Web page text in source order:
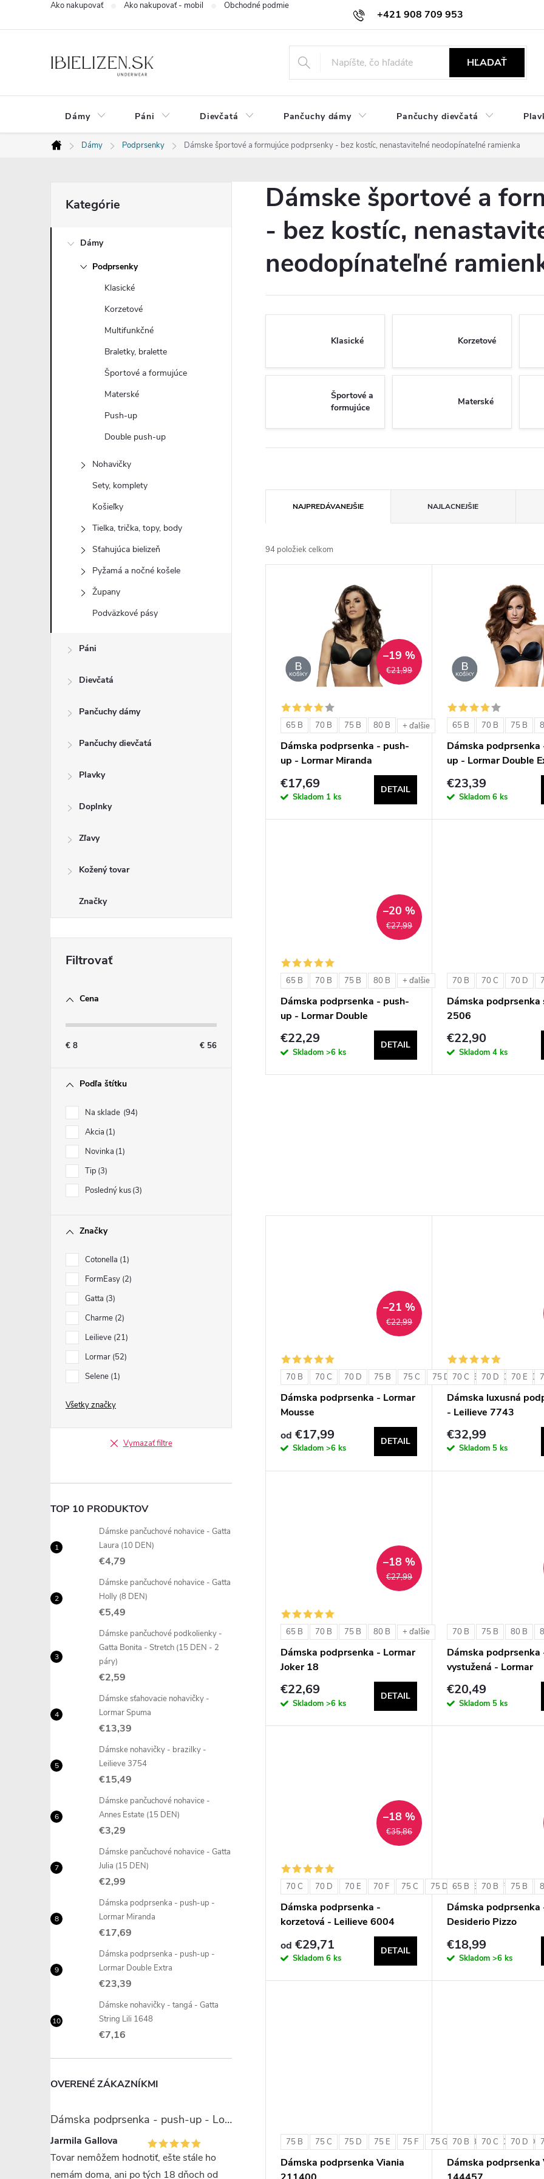
+421 908 709 953
objednavky@ibielizen.sk
Ako nakupovať Ako nakupovať - mobil Obchodné podmienky
HĽADAŤ
Dámy Páni Dievčatá Pančuchy dámy Pančuchy dievčatá
Domov
Dámy Podprsenky Dámske športové a formujúce podprsenky - bez kostíc, nenastaviteľné neodopínateľné ramienka
o
kategórie
Kategórie
Dámy
Podprsenky
Klasické
Korzetové
Multifunkčné
Braletky, bralette
Športové a formujúce
Materské
Push-up
Double push-up
Nohavičky
Sety, komplety
Košieľky
Tielka, trička, topy, body
Sťahujúca bielizeň
Pyžamá a nočné košele
Župany
Podväzkové pásy
Páni
Dievčatá
Pančuchy dámy
Pančuchy dievčatá
Plavky
Doplnky
Zľavy
Kožený tovar
Značky
Cena
€ 8 € 56
Podľa štítku
Na sklade 94
Akcia 1
Novinka 1
Tip 3
Posledný kus 3
Značky
Cotonella 1
FormEasy 2
Gatta 3
Charme 2
Leilieve 21
Lormar 52
Selene 1
Všetky značky
Vymazať filtre
TOP 10 PRODUKTOV
Dámske pančuchové nohavice - Gatta
Laura (10 DEN)
€4,79
Dámske pančuchové nohavice - Gatta
Holly (8 DEN)
€5,49
Dámske pančuchové podkolienky -
Gatta Bonita - Stretch (15 DEN - 2
páry)
€2,59
Dámske sťahovacie nohavičky -
Lormar Spuma
€13,39
Dámske nohavičky - brazilky -
Leilieve 3754
€15,49
Dámske pančuchové nohavice -
Annes Estate (15 DEN)
€3,29
Dámske pančuchové nohavice - Gatta
Julia (15 DEN)
€2,99
Dámska podprsenka - push-up -
Lormar Miranda
€17,69
Dámska podprsenka - push-up -
Lormar Double Extra
€23,39
Dámske nohavičky - tangá - Gatta
String Lili 1648
€7,16
OVERENÉ ZÁKAZNÍKMI
Dámska podprsenka - push-up - Lormar Miranda
Jarmila Gallova
Tovar nemôžem hodnotiť, ešte stále ho
nemám doma, ani po tých 18 dňoch od
Dámske športové a
- bez kostíc,
neodopínateľné
Klasické Korzetové
Športové a
formujúce
Materské
a
d
NAJPREDÁVANEJŠIE NAJLACNEJŠIE
94 položiek celkom
d
€21,99
–19 %
65 B 70 B 75 B 80 B + ďalšie
Dámska podprsenka - push-
up - Lormar Miranda
€17,69
Skladom 1 ks
DETAIL
65 B 70 B 75 B
Dámska podprsenka
up - Lormar Double
€23,39
Skladom6 ks
€27,99
–20 %
65 B 70 B 75 B 80 B + ďalšie
Dámska podprsenka - push-
up - Lormar Double
€22,29
Skladom >6 ks
DETAIL
70 B 70 C 70 D
Dámska podprsenka
2506
€22,90
Skladom4 ks
€22,99
–21 %
70 B 70 C 70 D 75 B 75 C 75 D 80 B 80 C 80 D
Dámska podprsenka - Lormar
Mousse
od €17,99
Skladom >6 ks
DETAIL
70 C 70 D 70 E
Dámska luxusná
- Leilieve 7743
€32,99
Skladom 5 ks
€27,99
–18 %
65 B 70 B 75 B 80 B + ďalšie
Dámska podprsenka - Lormar
Joker 18
€22,69
Skladom >6 ks
DETAIL
70 B 75 B 80 B
Dámska podprsenka
vystužená - Lormar
ExtraOrdinary
€20,49
Skladom 5 ks
€35,86
–18 %
70 C 70 D 70 E 70 F 75 C 75 D 75 E 75 F 80 C
Dámska podprsenka -
korzetová - Leilieve 6004
od €29,71
Skladom 6 ks
DETAIL
65 B 70 B 75 B
Dámska podprsenka
Desiderio Pizzo
€18,99
Skladom>6 ks
75 B 75 C 75 D 75 E 75 F 75 G 80 B 80 C 80 D
Dámska podprsenka Viania
70 B 70 C 70 D
Dámska podprsenka